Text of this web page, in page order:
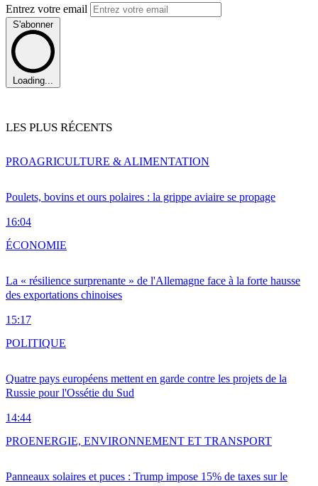
Entrez votre email
S'abonner
Loading...
LES PLUS RÉCENTS
Poulets, bovins et ours polaires : la grippe aviaire se propage
16:04
PROAGRICULTURE & ALIMENTATION
La « résilience surprenante » de l'Allemagne face à la forte hausse
des exportations chinoises
15:17
ÉCONOMIE
Quatre pays européens mettent en garde contre les projets de la
Russie pour l'Ossétie du Sud
14:44
POLITIQUE
Panneaux solaires et puces : Trump impose 15% de taxes sur le
PROENERGIE, ENVIRONNEMENT ET TRANSPORT